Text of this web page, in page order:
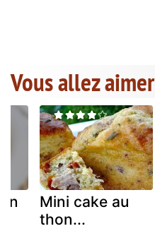
Vous allez aimer
Mini cake au
thon...